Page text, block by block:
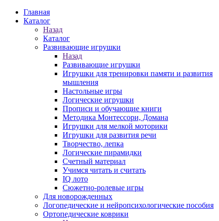
Главная
Каталог
Назад
Каталог
Развивающие игрушки
Назад
Развивающие игрушки
Игрушки для тренировки памяти и развития
мышления
Настольные игры
Логические игрушки
Прописи и обучающие книги
Методика Монтессори, Домана
Игрушки для мелкой моторики
Игрушки для развития речи
Творчество, лепка
Логические пирамидки
Счетный материал
Учимся читать и считать
IQ лото
Сюжетно-ролевые игры
Для новорожденных
Логопедические и нейропсихологические пособия
Ортопедические коврики